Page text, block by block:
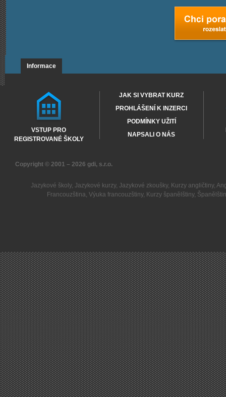
Informace
VSTUP PRO
REGISTROVANÉ ŠKOLY
JAK SI VYBRAT KURZ
PROHLÁŠENÍ K INZERCI
PODMÍNKY UŽITÍ
NAPSALI O NÁS
Copyright © 2001 – 2026 gdi, s.r.o.
Jazykové školy, Jazykové kurzy, Jazykové zkoušky, Kurzy angličtiny,
Francouzština,Výuka francouzštiny, Kurzy španělštiny,